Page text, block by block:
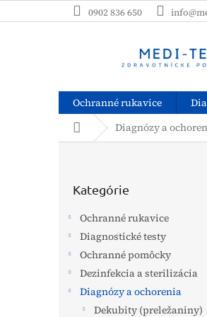
na
0902 836 650
Ochranné rukavice
DomovDiagnózy a
kategórie
Kategórie
Ochranné rukavice
Diagnostické testy
Ochranné pomôcky
Dezinfekcia a sterilizácia
Diagnózy a ochorenia
Dekubity (preležaniny)